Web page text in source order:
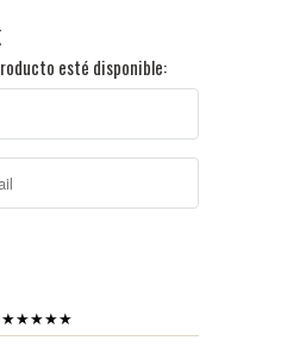
esté disponible:
★★★★★